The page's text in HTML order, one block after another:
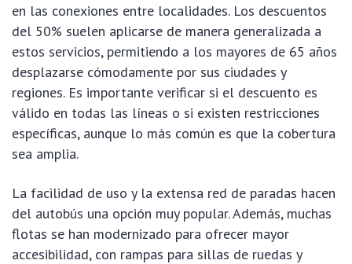
en las conexiones entre localidades. Los descuentos
del 50% suelen aplicarse de manera generalizada a
estos servicios, permitiendo a los mayores de 65 años
desplazarse cómodamente por sus ciudades y
regiones. Es importante verificar si el descuento es
válido en todas las líneas o si existen restricciones
específicas, aunque lo más común es que la cobertura
sea amplia.
La facilidad de uso y la extensa red de paradas hacen
del autobús una opción muy popular. Además, muchas
flotas se han modernizado para ofrecer mayor
accesibilidad, con rampas para sillas de ruedas y